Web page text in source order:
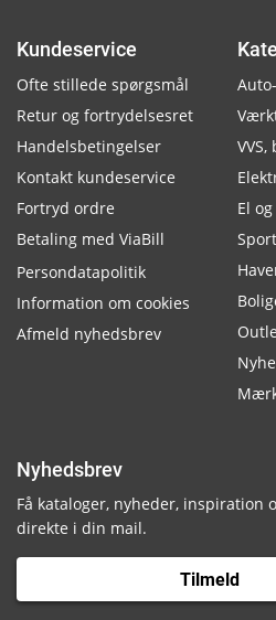
Kundeservice
Ofte stillede spørgsmål
Retur og fortrydelsesret
Handelsbetingelser
Kontakt kundeservice
Fortryd ordre
Betaling med ViaBill
Persondatapolitik
Information om cookies
Afmeld nyhedsbrev
El
Nyhedsbrev
Få kataloger, nyheder, inspiration
direkte i din mail.
Tilmeld